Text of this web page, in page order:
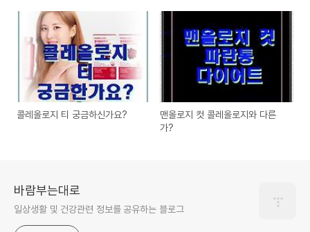
콜레올로지 티 궁금하신가요?
맨올로지 컷 콜레올로지와 다른
가?
바람부는대로
일상생활 및 건강관련 정보를 공유하는 블로그